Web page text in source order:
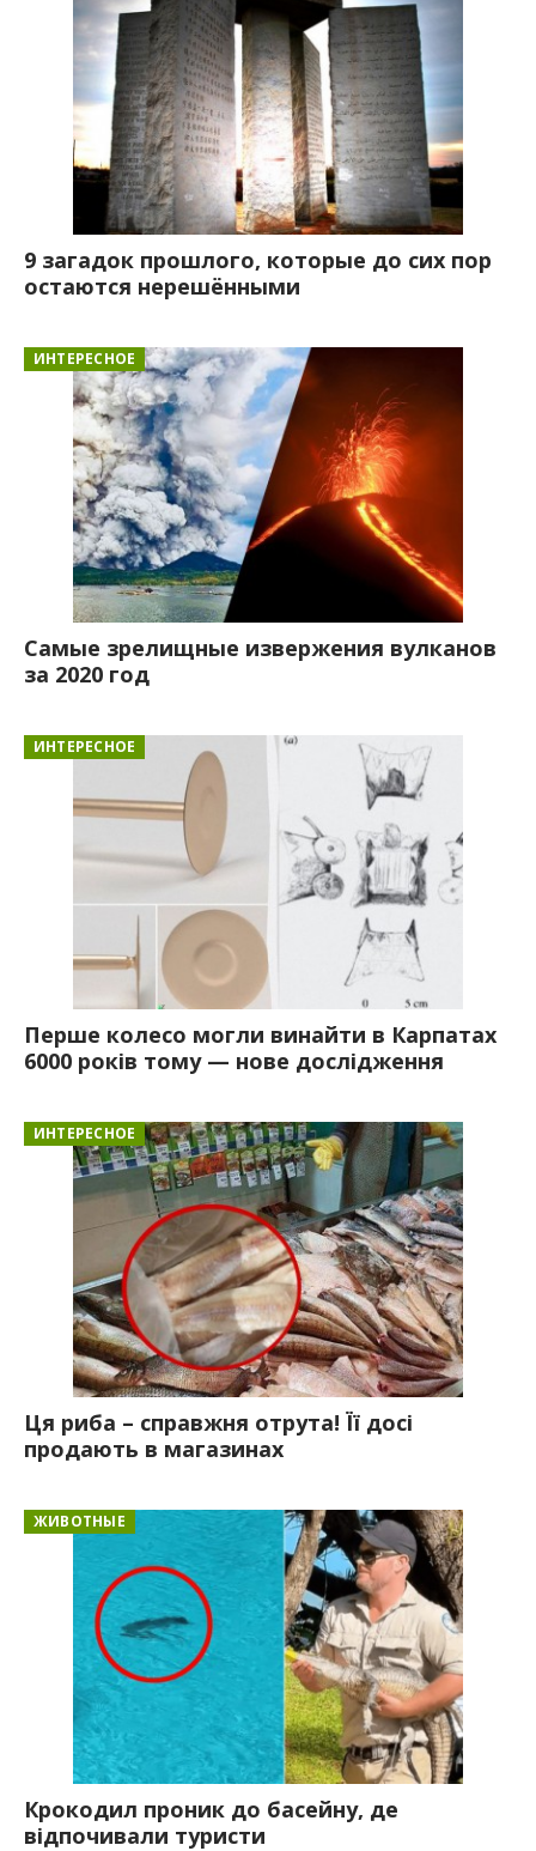
9 загадок прошлого, которые до сих пор
остаются нерешёнными
ИНТЕРЕСНОЕ
Самые зрелищные извержения вулканов
за 2020 год
ИНТЕРЕСНОЕ
Перше колесо могли винайти в Карпатах
6000 років тому — нове дослідження
ИНТЕРЕСНОЕ
Ця риба – справжня отрута! Її досі
продають в магазинах
ЖИВОТНЫЕ
Крокодил проник до басейну, де
відпочивали туристи